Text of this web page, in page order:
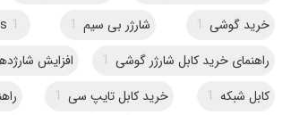
خرید گوشی 1 شارژر بی سیم 1
1
راهنمای خرید کابل شارژر گوشی 1 افزایش
کابل شبکه 1 خرید کابل تایپ سی 1